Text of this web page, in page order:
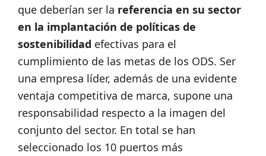
que deberían ser la referencia en su sector
en la implantación de políticas de
sostenibilidad efectivas para el
cumplimiento de las metas de los ODS. Ser
una empresa líder, además de una evidente
ventaja competitiva de marca, supone una
responsabilidad respecto a la imagen del
conjunto del sector. En total se han
seleccionado los 10 puertos más